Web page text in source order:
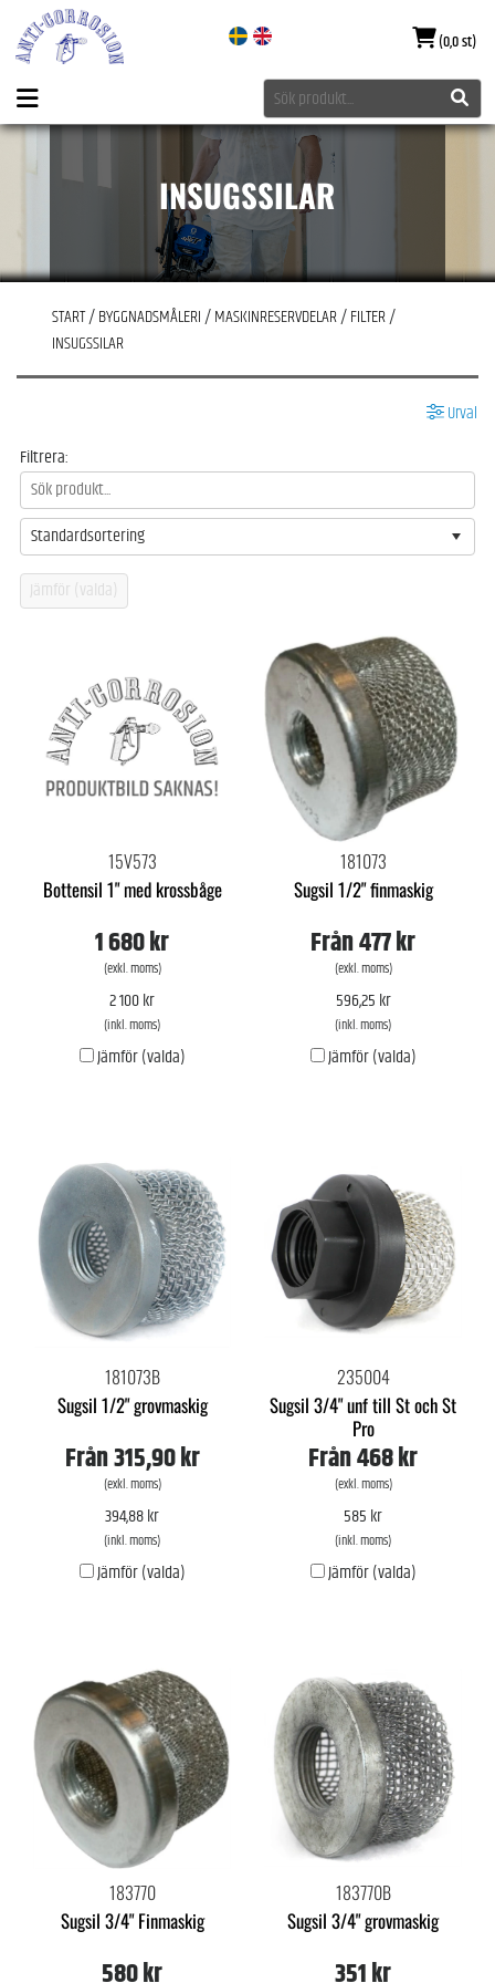
(0,0 st)
INSUGSSILAR
START/BYGGNADSMÅLERI/MASKINRESERVDELAR/FILTER/
INSUGSSILAR
Urval
Filtrera:
Standardsortering
15V573
Bottensil 1" med krossbåge
1 680 kr
(exkl. moms)
2 100 kr
(inkl. moms)
Jämför (valda)
181073
Sugsil 1/2" finmaskig
Från477 kr
(exkl. moms)
596,25 kr
(inkl. moms)
Jämför (valda)
181073B
Sugsil 1/2" grovmaskig
Från315,90 kr
(exkl. moms)
394,88 kr
(inkl. moms)
Jämför (valda)
235004
Sugsil 3/4" unf till St och St
Pro
Från468 kr
(exkl. moms)
585 kr
(inkl. moms)
Jämför (valda)
183770
Sugsil 3/4" Finmaskig
580 kr
183770B
Sugsil 3/4" grovmaskig
351 kr